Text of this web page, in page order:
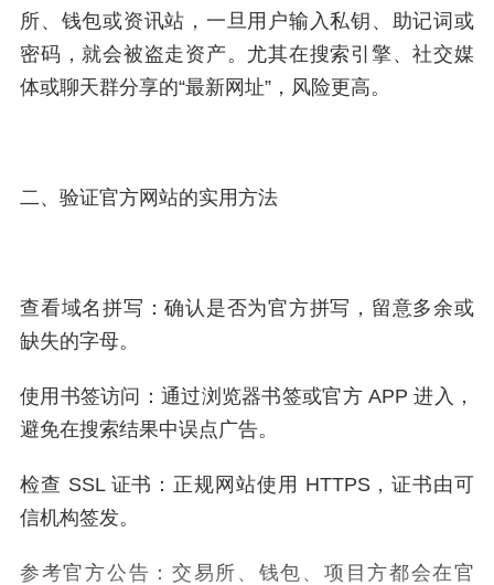
所、钱包或资讯站，一旦用户输入私钥、助记词或
密码，就会被盗走资产。尤其在搜索引擎、社交媒
体或聊天群分享的“最新网址”，风险更高。
二、验证官方网站的实用方法
查看域名拼写：确认是否为官方拼写，留意多余或
缺失的字母。
使用书签访问：通过浏览器书签或官方 APP 进入，
避免在搜索结果中误点广告。
检查 SSL 证书：正规网站使用 HTTPS，证书由可
信机构签发。
参考官方公告：交易所、钱包、项目方都会在官